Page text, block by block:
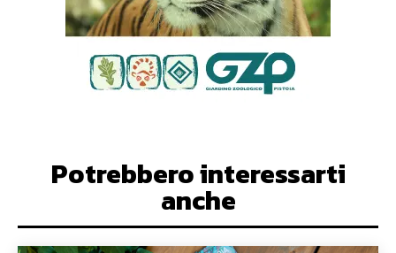
Potrebbero interessarti
anche